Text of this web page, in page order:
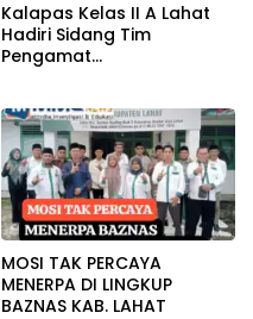
Kalapas Kelas II A Lahat
Hadiri Sidang Tim
Pengamat
DirJenPas Sumsel Dan
Bapas Kelas II Lahat
MOSI TAK PERCAYA
MENERPA DI LINGKUP
BAZNAS KAB. LAHAT